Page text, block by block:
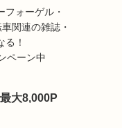
フォーゲル・
関連の雑誌・
る！
ペーン中
大8,000P